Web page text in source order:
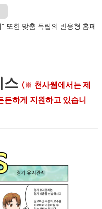
또한 맞춤 독립의 반응형 홈페
스 (※ 천사웹에서는 제
든하게 지원하고 있습니